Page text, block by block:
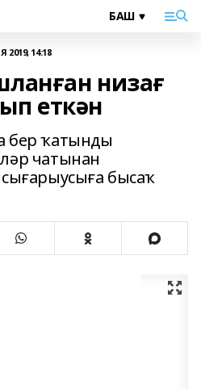
2019, 14:18
низағ
еткән
бер ҡатынды
чатынан
бысаҡ